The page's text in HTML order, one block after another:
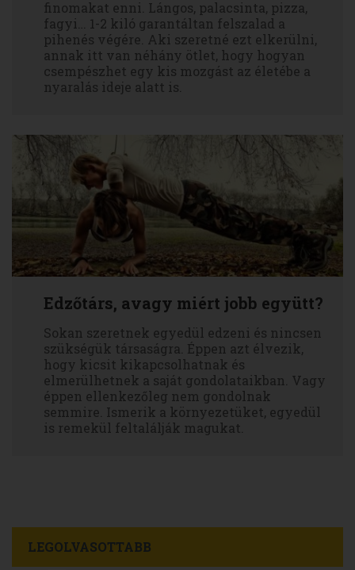
finomakat enni. Lángos, palacsinta, pizza,
fagyi… 1-2 kiló garantáltan felszalad a
pihenés végére. Aki szeretné ezt elkerülni,
annak itt van néhány ötlet, hogy hogyan
csempészhet egy kis mozgást az életébe a
nyaralás ideje alatt is.
Edzőtárs, avagy miért jobb együtt?
Sokan szeretnek egyedül edzeni és nincsen
szükségük társaságra. Éppen azt élvezik,
hogy kicsit kikapcsolhatnak és
elmerülhetnek a saját gondolataikban. Vagy
éppen ellenkezőleg nem gondolnak
semmire. Ismerik a környezetüket, egyedül
is remekül feltalálják magukat.
LEGOLVASOTTABB